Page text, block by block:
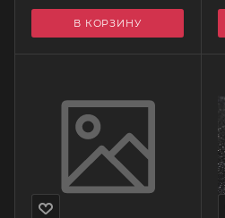
В КОРЗИНУ